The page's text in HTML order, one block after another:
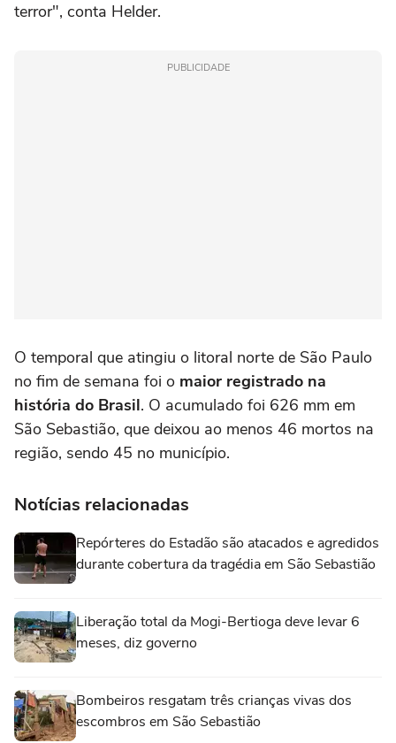
terror", conta Helder.
PUBLICIDADE
O temporal que atingiu o litoral norte de São Paulo
no fim de semana foi o maior registrado na
história do Brasil. O acumulado foi 626 mm em
São Sebastião, que deixou ao menos 46 mortos na
região, sendo 45 no município.
Notícias relacionadas
Repórteres do Estadão são atacados e agredidos
durante cobertura da tragédia em São Sebastião
Liberação total da Mogi-Bertioga deve levar 6
meses, diz governo
Bombeiros resgatam três crianças vivas dos
escombros em São Sebastião